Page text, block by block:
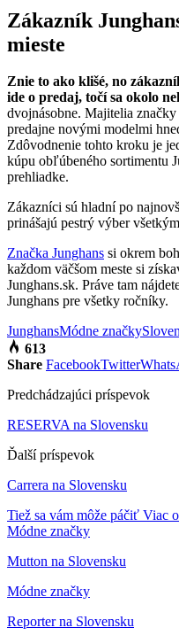
Zákazník
mieste
Znie to ako klišé, no
ide o predaj, točí sa okolo
dvojnásobne. Majitelia
predajne novými modelmi
Zdôvodnenie tohto kroku je
kúpu obľúbeného sortimentu
prehliadke.
Zákazníci sú hladní po
prinášajú pestrý výber
Značka Junghans si okrem
každom väčšom meste si
Junghans.sk. Práve tam
Junghans pre všetky ročníky.
JunghansMódne značky
613
Share FacebookTwitter
Predchádzajúci príspevok
RESERVA na Slovensku
Ďalší príspevok
Carrera na Slovensku
Tiež sa vám môže páčiť Viac
Módne značky
Mutton na Slovensku
Módne značky
Reporter na Slovensku